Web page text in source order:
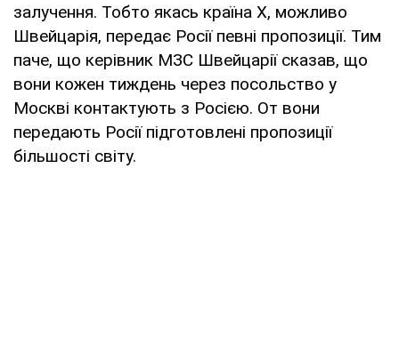
залучення. Тобто якась країна X, можливо
Швейцарія, передає Росії певні пропозиції. Тим
паче, що керівник МЗС Швейцарії сказав, що
вони кожен тиждень через посольство у
Москві контактують з Росією. От вони
передають Росії підготовлені пропозиції
більшості світу.